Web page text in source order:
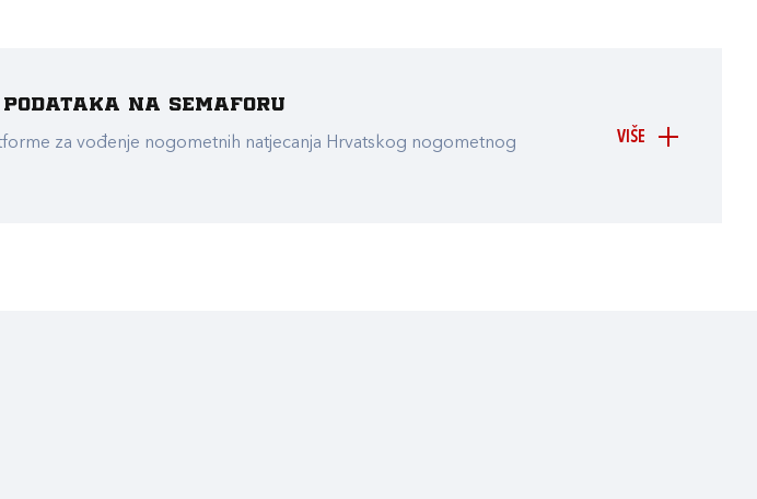
VIŠE
na Semaforu
za vođenje nogometnih natjecanja Hrvatskog nogometnog